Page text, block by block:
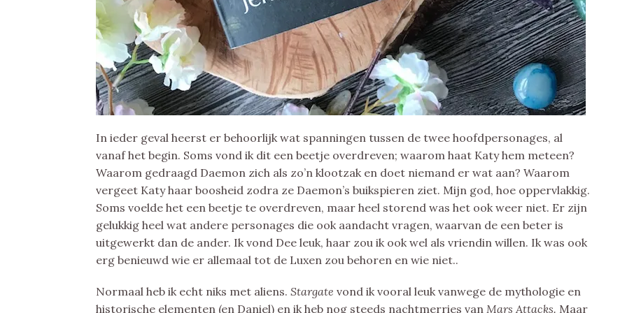
In ieder geval heerst er behoorlijk wat spanningen tussen de twee hoofdpersonages, al
vanaf het begin. Soms vond ik dit een beetje overdreven; waarom haat Katy hem meteen?
Waarom gedraagd Daemon zich als zo’n klootzak en doet niemand er wat aan? Waarom
vergeet Katy haar boosheid zodra ze Daemon’s buikspieren ziet. Mijn god, hoe oppervlakkig.
Soms voelde het een beetje te overdreven, maar heel storend was het ook weer niet. Er zijn
gelukkig heel wat andere personages die ook aandacht vragen, waarvan de een beter is
uitgewerkt dan de ander. Ik vond Dee leuk, haar zou ik ook wel als vriendin willen. Ik was ook
erg benieuwd wie er allemaal tot de Luxen zou behoren en wie niet..
Normaal heb ik echt niks met aliens. Stargate vond ik vooral leuk vanwege de mythologie en
historische elementen (en Daniel) en ik heb nog steeds nachtmerries van Mars Attacks. Maar